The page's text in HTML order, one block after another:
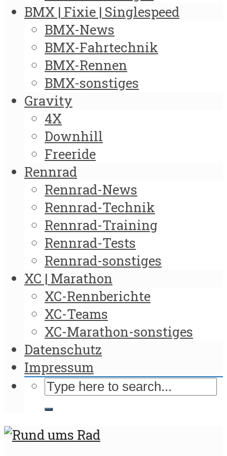
BMX | Fixie | Singlespeed
BMX-News
BMX-Fahrtechnik
BMX-Rennen
BMX-sonstiges
Gravity
4X
Downhill
Freeride
Rennrad
Rennrad-News
Rennrad-Technik
Rennrad-Training
Rennrad-Tests
Rennrad-sonstiges
XC | Marathon
XC-Rennberichte
XC-Teams
XC-Marathon-sonstiges
Datenschutz
Impressum